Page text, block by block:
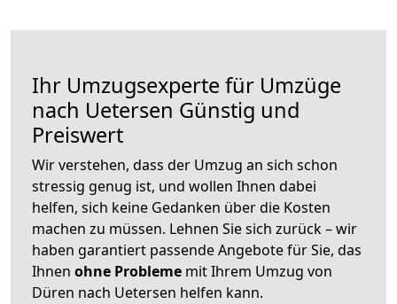
Ihr Umzugsexperte für Umzüge
nach Uetersen Günstig und
Preiswert
Wir verstehen, dass der Umzug an sich schon
stressig genug ist, und wollen Ihnen dabei
helfen, sich keine Gedanken über die Kosten
machen zu müssen. Lehnen Sie sich zurück – wir
haben garantiert passende Angebote für Sie, das
Ihnen ohne Probleme mit Ihrem Umzug von
Düren nach Uetersen helfen kann.